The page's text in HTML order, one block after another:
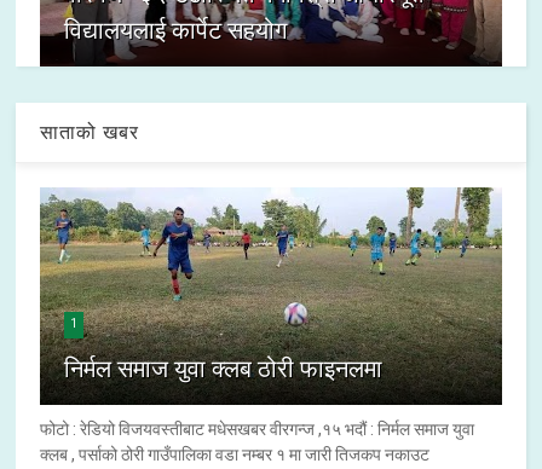
विद्यालयलाई कार्पेट सहयोग
साताको खबर
1
निर्मल समाज युवा क्लब ठोरी फाइनलमा
फोटो : रेडियो विजयवस्तीबाट मधेसखबर वीरगन्ज ,१५ भदौं : निर्मल समाज युवा
क्लब , पर्साको ठोरी गाउँपालिका वडा नम्बर १ मा जारी तिजकप नकाउट